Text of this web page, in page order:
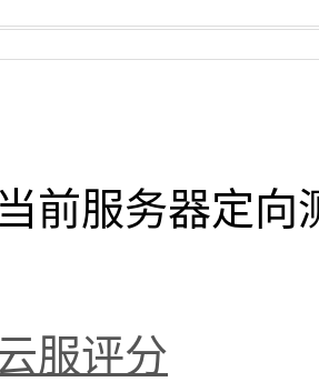
前服务器定向
服评分